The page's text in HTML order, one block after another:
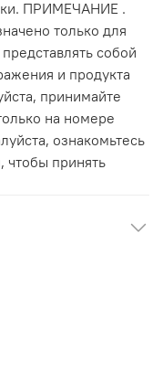
ПРИМЕЧАНИЕ .
только для
собой
и продукта
принимайте
на номере
ознакомьтесь
чтобы принять